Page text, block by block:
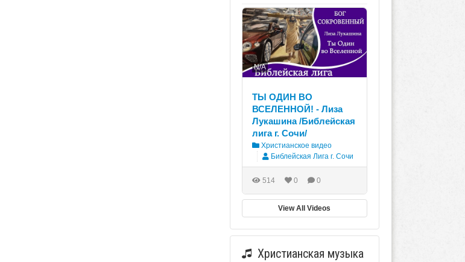
N/A
ТЫ ОДИН ВО
ВСЕЛЕННОЙ! - Лиза
Лукашина /Библейская
лига г. Сочи/
Христианское видео
Библейская Лига г. Сочи
514 0 0
View All Videos
Христианская музыка